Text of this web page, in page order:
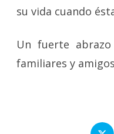
su vida cuando
Un fuerte abrazo
familiares y